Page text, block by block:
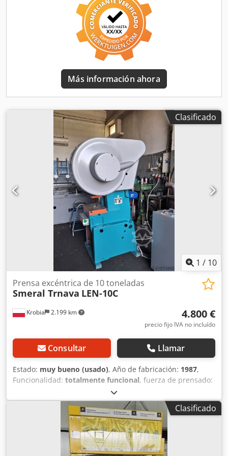
4 - 60 mm - Número de carreras: 130 1/min - Acoplamiento
accionado hidráulicamente - Manejo con ambas manos -
Pedal eléctrico - Armario de control separado - Motor: 380
V / 1,1 kW - Espacio requerido (aprox.): Ancho 1000 x Alto
1800 x Fondo 1100 mm - Peso (aprox.): 1300 kg
Más información ahora
Clasificado
1 / 10
Krobia 2.199 km
Prensa excéntrica de 10 toneladas
Smeral Trnava LEN-10C
4.800 €
precio fijo IVA no incluído
Consultar Llamar
Estado: muy bueno (usado), Año de fabricación: 1987,
Funcionalidad: totalmente funcional, fuerza de prensado:
, ancho de la mesa:
de la mesa:320 mm, anchura de la placa del carnero:280
, longitud de la placa del ariete:180 mm , longitud
, ancho total:970 mm, altura total:
, peso total:1.250 kg, Equipamiento:documentación /
, Prensa excéntrica LEN 10C. Año de fabricación:
Clasificado